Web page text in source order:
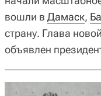
вошли в Дамаск,
страну. Глава
объявлен